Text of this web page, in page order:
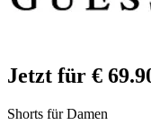
Jetzt für €
Shorts für Damen